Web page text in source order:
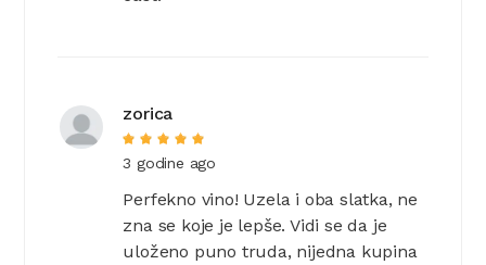
zorica
3 godine ago
Perfekno vino! Uzela i oba slatka, ne
zna se koje je lepše. Vidi se da je
uloženo puno truda, nijedna kupina